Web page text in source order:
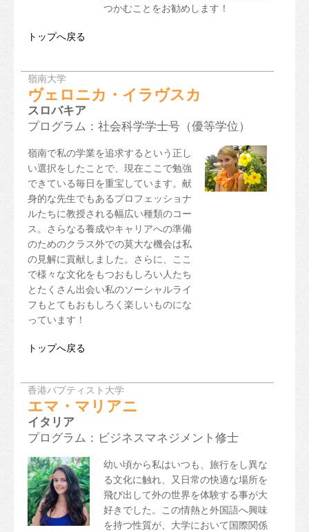
つかむことをお勧めします！
トップへ戻る
嶺南大学
ヴェロニカ・イラヴスカ
スロバキア
プログラム：社会科学学士号（優等学位）
嶺南で私の学業を追求するという正し
い選択をしたことで、現在ここで勉強
できている毎日を重宝しています。献
身的な先生でもあるプロフェッショナ
ルたちに教授される幅広い種類のコー
ス。さらなる養成やキャリアへの準備
のためのクラス外での莫大な機会は私
の見解に貢献しました。さらに、ここ
で様々な文化をもつおもしろい人たち
とたくさん出会い私のソーシャルライ
フもとてもおもしろく楽しいものにな
っています！
トップへ戻る
香港バプティスト大学
エマ・マリアニ
イタリア
プログラム：ビジネスマネジメント修士
幼い頃から私はいつも、旅行をし異な
る文化に触れ、又日常の快適な場所を
飛び出して外の世界を体験する事が大
好きでした。この情熱と外国語へ興味
を持つ性質が、大学において国際関係